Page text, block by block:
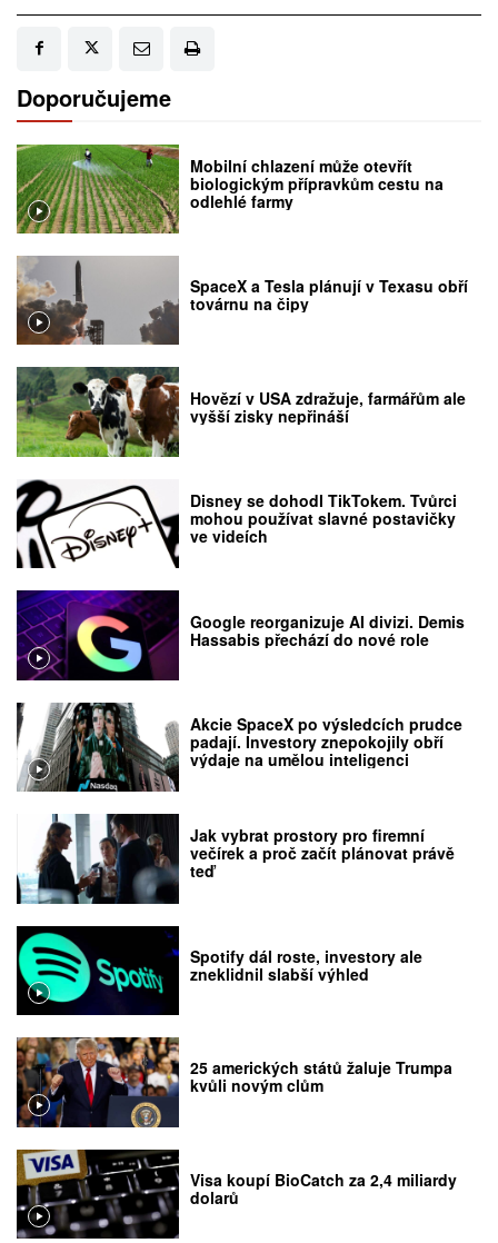
Doporučujeme
Mobilní chlazení může otevřít
biologickým přípravkům cestu na
odlehlé farmy
SpaceX a Tesla plánují v Texasu obří
továrnu na čipy
Hovězí v USA zdražuje, farmářům ale
vyšší zisky nepřináší
Disney se dohodl TikTokem. Tvůrci
mohou používat slavné postavičky
ve videích
Google reorganizuje AI divizi. Demis
Hassabis přechází do nové role
Akcie SpaceX po výsledcích prudce
padají. Investory znepokojily obří
výdaje na umělou inteligenci
Jak vybrat prostory pro firemní
večírek a proč začít plánovat právě
teď
Spotify dál roste, investory ale
zneklidnil slabší výhled
25 amerických států žaluje Trumpa
kvůli novým clům
Visa koupí BioCatch za 2,4 miliardy
dolarů